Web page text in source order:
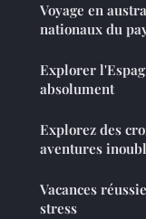
Voyage en
nationaux du
Explorer
absolument
Explorez des
aventures
Vacances
stress